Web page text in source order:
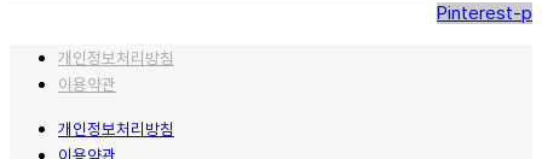
Pinterest-p
개인정보처리방침
이용약관
개인정보처리방침